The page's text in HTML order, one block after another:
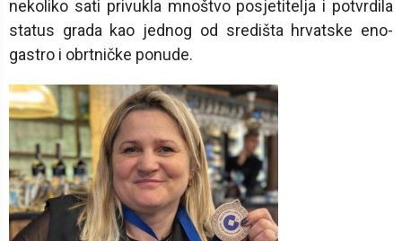
nekoliko sati privukla mnoštvo posjetitelja i potvrdila
status grada kao jednog od središta hrvatske eno-
gastro i obrtničke ponude.